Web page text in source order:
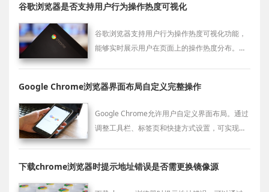
谷歌浏览器是否支持用户行为操作热度可视化
谷歌浏览器支持用户行为操作热度可视化功能，
能够实时展示用户在页面上的操作热度分布。此
Google Chrome浏览器界面布局自定义完整操作
Google Chrome允许用户自定义界面布局。通过
调整工具栏、标签页和快捷方式设置，可实现浏
下载chrome浏览器时提示地址错误是否需更换镜像源